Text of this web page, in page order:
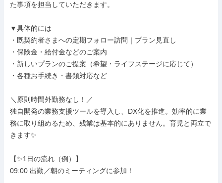
た事項を担当していただきます。
▼具体的には
・既契約者さまへの定期フォロー訪問｜プラン見直し
・保険金・給付金などのご案内
・新しいプランのご提案（希望・ライフステージに応じて）
・各種お手続き・書類対応など
＼原則時間外勤務なし！／
独自開発の業務支援ツールを導入し、DX化を推進。効率的に業
務に取り組めるため、残業は基本的にありません。育児と両立で
きます✨
【✨1日の流れ（例）】
09:00 出勤／朝のミーティングに参加！